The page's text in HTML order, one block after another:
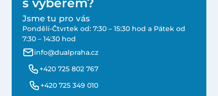
s výběrem?
Jsme tu pro vás
Pondělí-Čtvrtek od: 7:30 – 15:30 hod a Pátek od
7:30 – 14:30 hod
info@dualpraha.cz
+420 725 802 767
+420 725 349 010